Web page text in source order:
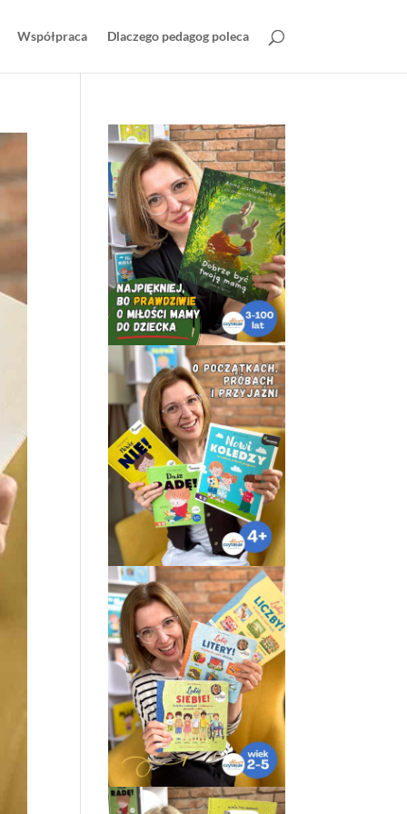
Współpraca Dlaczego pedagog poleca